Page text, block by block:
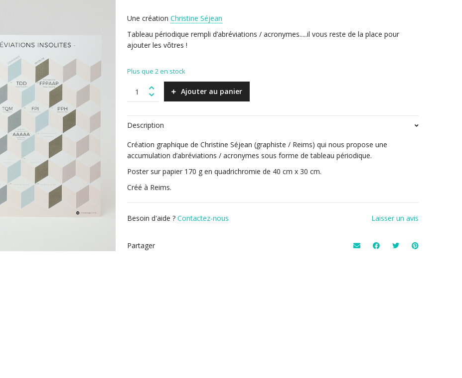
Une création Christine Séjean
Tableau périodique rempli d’abréviations / acronymes.....il vous reste de la place pour
ajouter les vôtres !
Plus que 2 en stock
Tableau
périodique
Ajouter au panier
Description
Création graphique de Christine Séjean (graphiste / Reims) qui nous propose une
accumulation d’abréviations / acronymes sous forme de tableau périodique.
Poster sur papier 170 g en quadrichromie de 40 cm x 30 cm.
Créé à Reims.
Besoin d'aide ? Contactez-nous Laisser un avis
Partager